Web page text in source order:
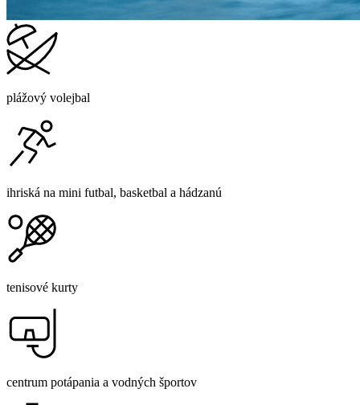
plážový volejbal
ihriská na mini futbal, basketbal a hádzanú
tenisové kurty
centrum potápania a vodných športov